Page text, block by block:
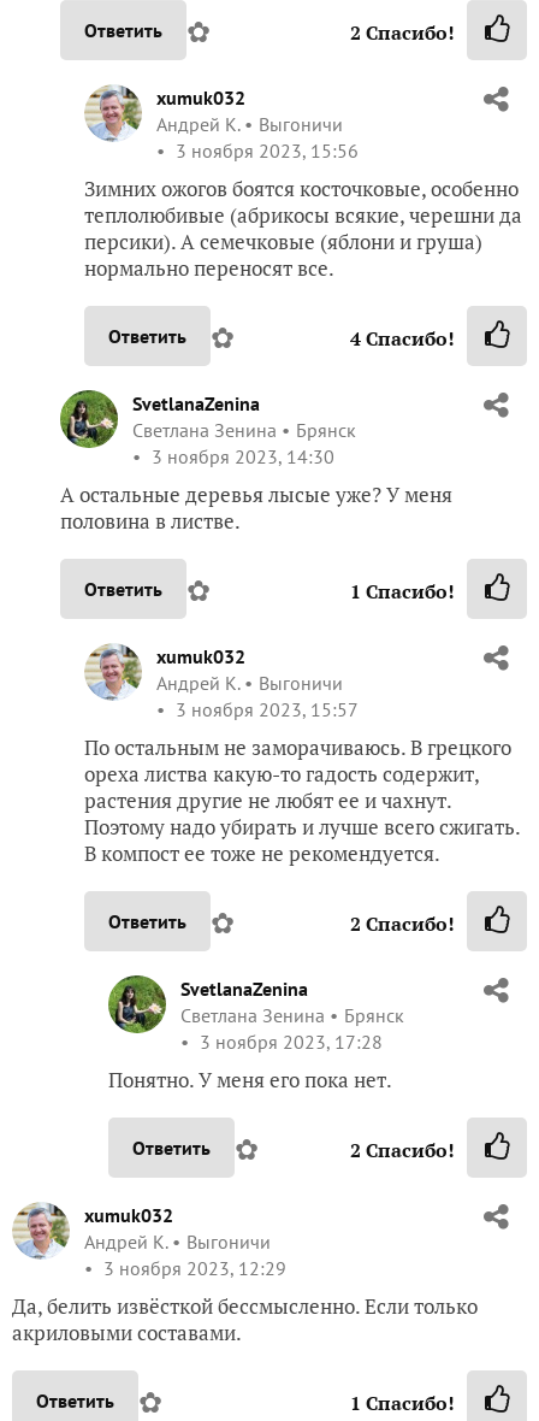
Ответить ✿ 2 Спасибо!
xumuk032
Андрей К.
Выгоничи
3 ноября 2023, 15:56
Зимних ожогов боятся косточковые, особенно
теплолюбивые (абрикосы всякие, черешни да
персики). А семечковые (яблони и груша)
нормально переносят все.
Ответить ✿ 4Спасибо!
SvetlanaZenina
Светлана Зенина
Брянск
3 ноября 2023, 14:30
А остальные деревья лысые уже? У меня
половина в листве.
Ответить ✿ 1 Спасибо!
xumuk032
Андрей К.
Выгоничи
3 ноября 2023, 15:57
По остальным не заморачиваюсь. В грецкого
ореха листва какую-то гадость содержит,
растения другие не любят ее и чахнут.
Поэтому надо убирать и лучше всего сжигать.
В компост ее тоже не рекомендуется.
Ответить ✿ 2 Спасибо!
SvetlanaZenina
Светлана Зенина
Брянск
3 ноября 2023, 17:28
Понятно. У меня его пока нет.
Ответить ✿ 2 Спасибо!
xumuk032
Андрей К.
Выгоничи
3 ноября 2023, 12:29
Да, белить извёсткой бессмысленно. Если только
акриловыми составами.
Ответить ✿ 1 Спасибо!